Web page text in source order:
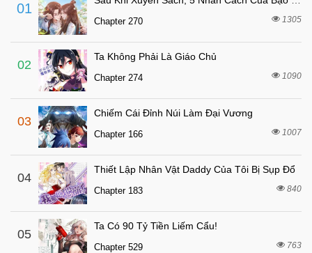
Chapter 25
Chapter 24
Chapter 23 7 tháng trước
Chapter 22
Chapter 21
Chapter 20
Chapter 19 7 tháng trước
Chapter 18 7 tháng trước
Chapter 17
Chapter 16 7 tháng trước
Chapter 15
01
Chapter 270 1305
02
Ta Không Phải Là Giáo Chủ
Chapter 274 1090
03
Chiếm Cái Đỉnh Núi Làm Đại Vương
Chapter 166 1007
04
Thiết Lập Nhân Vật Daddy Của Tôi Bị Sụp Đổ
Chapter 183 840
05
Ta Có 90 Tỷ Tiền Liếm Cẩu!
Chapter 529 763